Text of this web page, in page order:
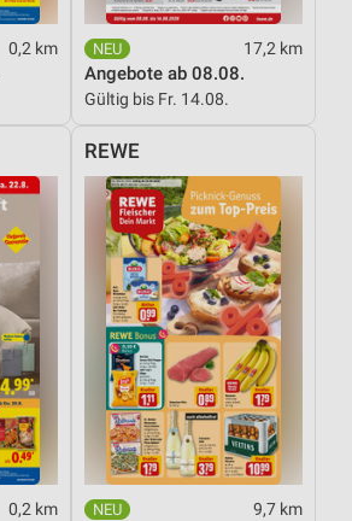
0,2 km 17,2 km
Angebote ab 08.08.
Gültig bis Fr. 14.08.
0,2 km
REWE
9,7 km